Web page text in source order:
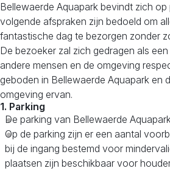
Bellewaerde Aquapark bevindt zich op
volgende afspraken zijn bedoeld om
fantastische dag te bezorgen zonder
De bezoeker zal zich gedragen als
andere mensen en de omgeving
geboden in Bellewaerde Aquapark en
omgeving ervan.
1. Parking
De parking van Bellewaerde
Op de parking zijn er een aantal
bij de ingang bestemd voor
plaatsen zijn beschikbaar voor